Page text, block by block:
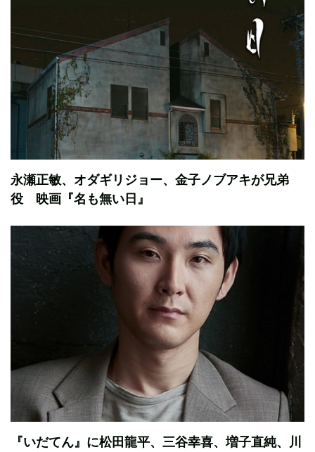
永瀬正敏、オダギリジョー、金子ノブアキが兄弟
役 映画『名も無い日』
『いだてん』に松田龍平、三谷幸喜、増子直純、川